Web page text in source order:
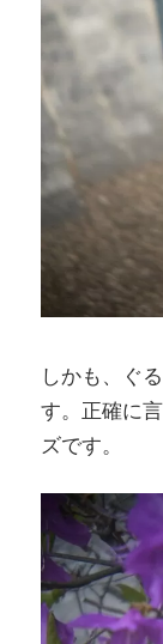
しかも、ぐ
す。正確に
ズです。